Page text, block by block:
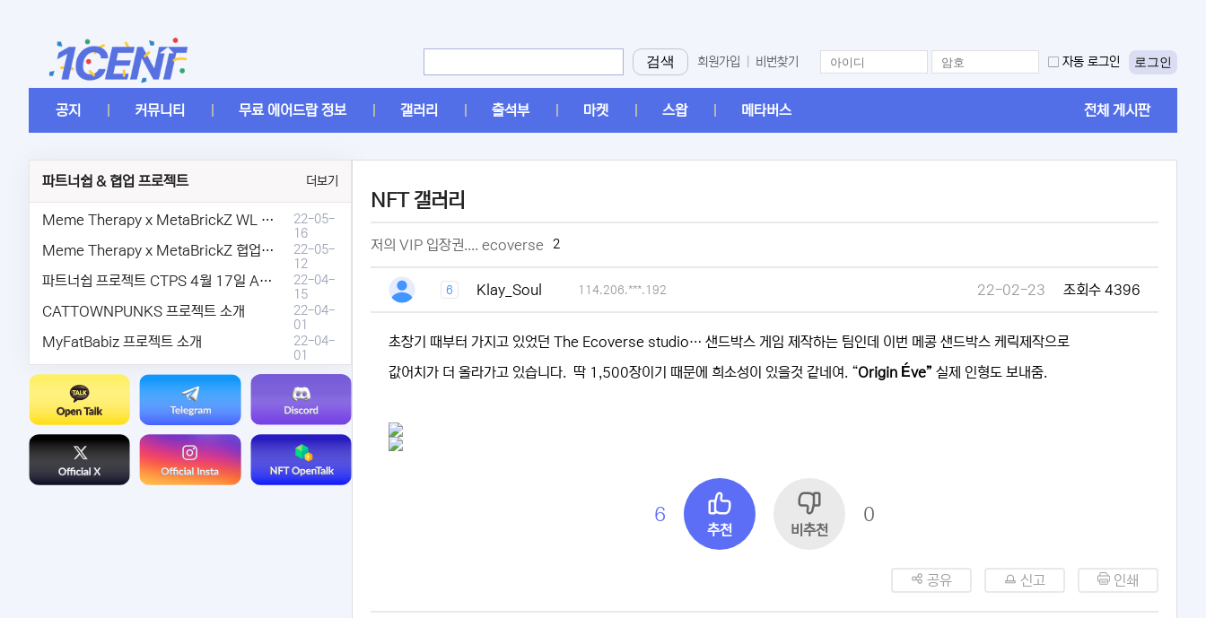
검색 회원가입 비번찾기 자동 로그인 로그인
공지 커뮤니티 무료 에어드랍 정보 갤러리 출석부 마켓 스왑 메타버스 전체 게시판
파트너쉽 & 협업 프로젝트 더보기
Meme Therapy x MetaBrickZ WL & AriDrop 이벤트 결과안내!
22-05-
16
Meme Therapy x MetaBrickZ 협업 & WL , AriDrop 이벤트 안내 [1]
22-05-
12
파트너쉽 프로젝트 CTPS 4월 17일 AMA안내.
22-04-
15
CATTOWNPUNKS 프로젝트 소개
22-04-
01
MyFatBabiz 프로젝트 소개
22-04-
01
NFT 갤러리
저의 VIP 입장권.... ecoverse 2
6 Klay_Soul 114.206.***.192 22-02-23 조회수 4396
초창기 때부터 가지고 있었던 The Ecoverse studio… 샌드박스 게임 제작하는 팀인데 이번 메콩 샌드박스 케릭제작으로
값어치가 더 올라가고 있습니다. 딱 1,500장이기 때문에 희소성이 있을것 같네여. “Origin Éve” 실제 인형도 보내줌.
6
추천 비추천
0
공유 신고 인쇄